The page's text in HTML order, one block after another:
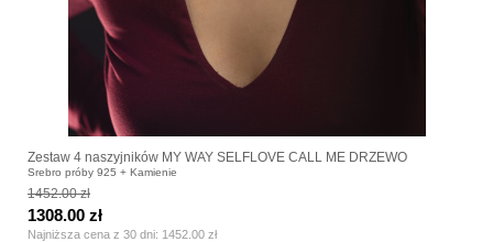
Zestaw 4 naszyjników MY WAY SELFLOVE CALL ME DRZEWO
Srebro próby 925 + Kamienie
1452.00 zł
Najniższa cena z 30 dni: 1452.00 zł
1308.00 zł